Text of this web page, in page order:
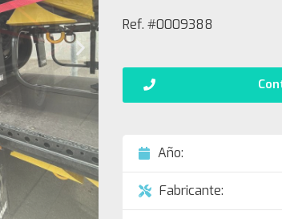
Ref. #0009388
Año:
Fabricante: